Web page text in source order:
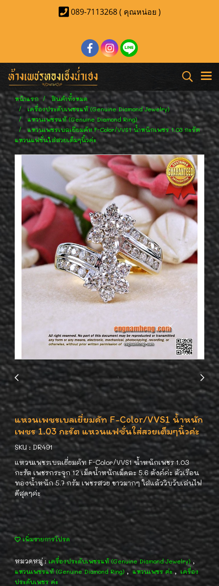
089-7113268 ( คุณหน่อย )
หน้าแรก
สินค้าทั้งหมด
เครื่องประดับเพชรแท้ (Genuine Diamond Jewelry)
แหวนเพชรแท้ (Genuine Diamond Ring)
แหวนเพชรเบลเยี่ยมคัท F-Color/VVS1 น้ำหนักเพชร 1.03 กะรัต
แหวนแฟชั่นใส่สวยเต็มๆนิ้วค่ะ
แหวนเพชรเบลเยี่ยมคัท F-Color/VVS1 น้ำหนัก
เพชร 1.03 กะรัต แหวนแฟชั่นใส่สวยเต็มๆนิ้วค่ะ
SKU : DR491
แหวนเพชรเบลเยี่ยมคัท F-Color/VVS1 น้ำหนักเพชร 1.03
กะรัต เพชรกระจุก 12 เม็ดน้ำหนักเม็ดละ 5.6 ตังค์ค่ะ ตัวเรือน
ทองน้ำหนัก 5.7 กรัม เพชรสวย ขาวมากๆ ใส่แล้ววิบวับเล่นไฟ
ดีสุดๆค่ะ
เพิ่มรายการโปรด
หมวดหมู่ : เครื่องประดับเพชรแท้ (Genuine Diamond Jewelry) ,
แหวนเพชรแท้ (Genuine Diamond Ring) , แหวนเพชร ค่ะ , เครื่อง
ประดับเพชร ค่ะ